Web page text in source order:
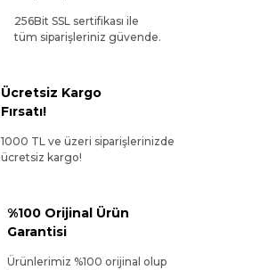
256Bit SSL sertifikası ile
tüm siparişleriniz güvende.
Ücretsiz Kargo
Fırsatı!
1000 TL ve üzeri siparişlerinizde
ücretsiz kargo!
%100 Orijinal Ürün
Garantisi
Ürünlerimiz %100 orijinal olup